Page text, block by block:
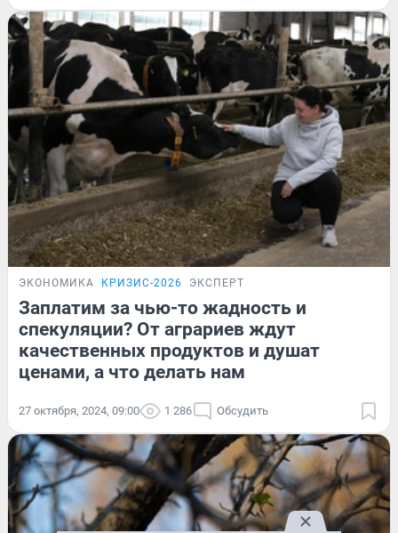
ЭКОНОМИКА КРИЗИС-2026 ЭКСПЕРТ
Заплатим за чью-то жадность и
спекуляции? От аграриев ждут
качественных продуктов и душат
ценами, а что делать нам
27 октября, 2024, 09:00 1 286 Обсудить